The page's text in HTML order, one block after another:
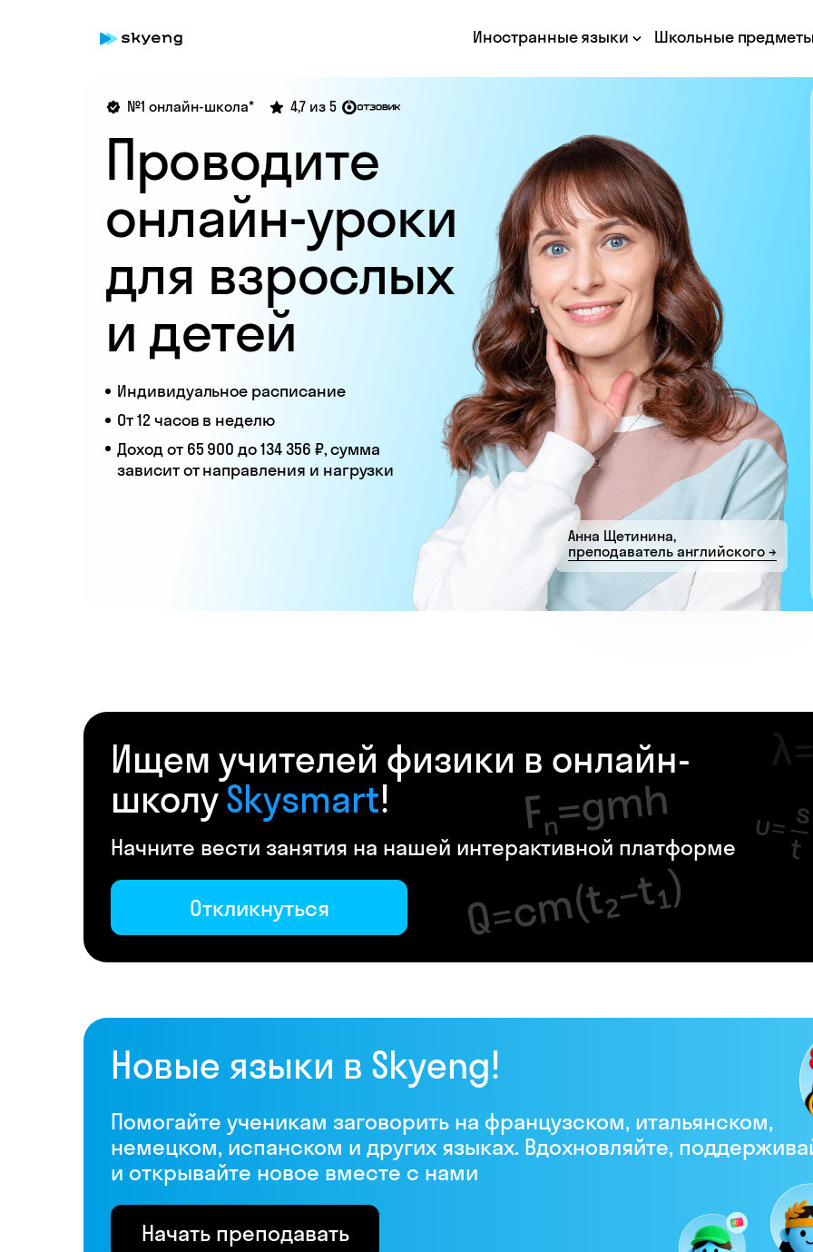
Иностранные языки Школьные
№1 онлайн-школа*
Индивидуальное расписание
От 12 часов в неделю
Доход от 65 900 до 134 356 ₽, сумма
зависит от направления и нагрузки
4,7 из 5
Проводите
онлайн-уроки
для взрослых
и детей
Анна Щетинина,
преподаватель английского →
Ищем учителей физики в онлайн-
школуSkysmart!
Начните вести занятия на нашей интерактивной платформе
Откликнуться
Новые языки в Skyeng!
Помогайте ученикам заговорить на французском, итальянском,
немецком, испанском и других языках. Вдохновляйте,
и открывайте новое вместе с нами
Начать преподавать